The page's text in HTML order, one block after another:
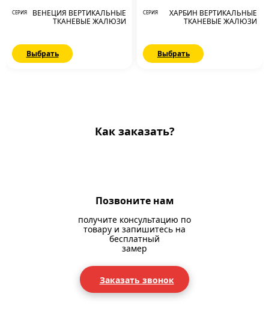
СЕРИЯ
ВЕНЕЦИЯ ВЕРТИКАЛЬНЫЕ
ТКАНЕВЫЕ ЖАЛЮЗИ
Выбрать
СЕРИЯ
ХАРБИН ВЕРТИКАЛЬНЫЕ
ТКАНЕВЫЕ ЖАЛЮЗИ
Выбрать
Как заказать?
Позвоните нам
получите консультацию по
товару и запишитесь на
бесплатный
замер
Заказать звонок